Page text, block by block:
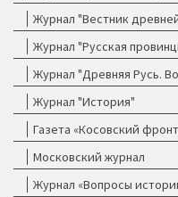
Журнал "Вестник
Журнал "Русская
Журнал "Древняя Русь.
Журнал "История"
Газета «Косовский
Московский журнал
Журнал «Вопросы